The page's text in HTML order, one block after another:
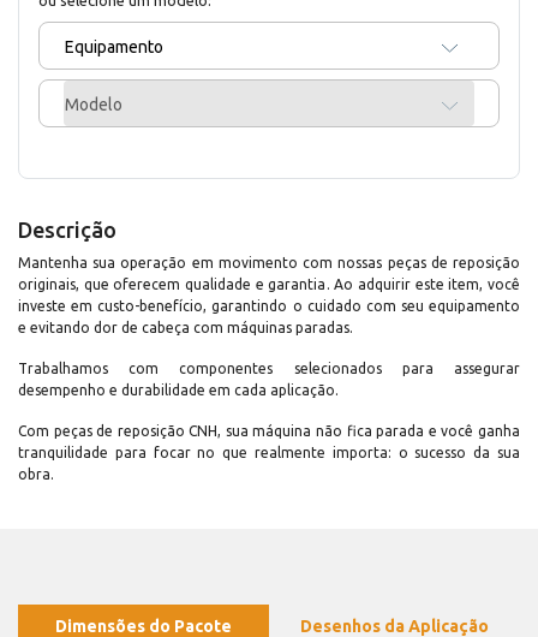
Equipamento
Modelo
Descrição
Mantenha sua operação em movimento com nossas peças de reposição
originais, que oferecem qualidade e garantia. Ao adquirir este item, você
investe em custo-benefício, garantindo o cuidado com seu equipamento
e evitando dor de cabeça com máquinas paradas.
Trabalhamos com componentes selecionados para assegurar
desempenho e durabilidade em cada aplicação.
Com peças de reposição CNH, sua máquina não fica parada e você ganha
tranquilidade para focar no que realmente importa: o sucesso da sua
obra.
Dimensões do Pacote Desenhos da Aplicação